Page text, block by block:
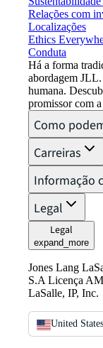
Relações com
Localizações
Ethics
Conduta
Há a forma
abordagem
humana.
promissor com
Como
Carreiras
Informação
Legal
Legal
expand_more
Jones Lang
S.A Licença
LaSalle, IP, Inc.
United States